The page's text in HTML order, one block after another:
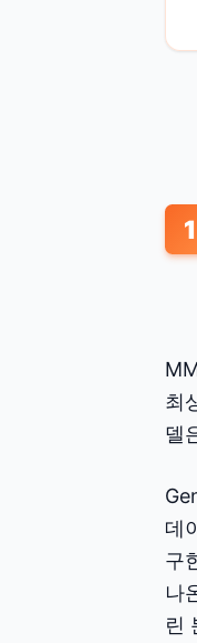
1
최
델
데
구
나
린